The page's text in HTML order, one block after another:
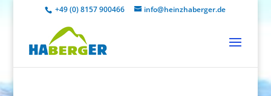
+49 (0) 8157 900466 info@heinzhaberger.de